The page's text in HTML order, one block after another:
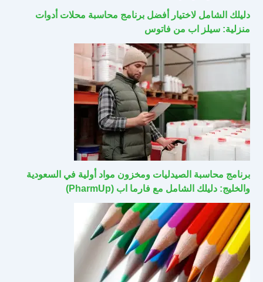
دليلك الشامل لاختيار أفضل برنامج محاسبة محلات أدوات
منزلية: سيلز اب من فاتوس
برنامج محاسبة الصيدليات ومخزون مواد أولية في السعودية
والخليج: دليلك الشامل مع فارما اب (PharmUp)